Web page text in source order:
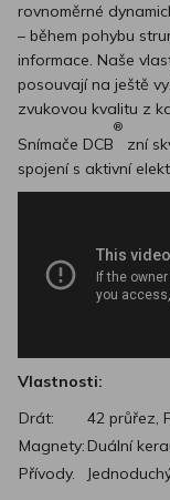
rovnoměrné
– během pohybu
informace. Naše
posouvají na ještě
zvukovou kvalitu z
Snímače DCB
®
zní
spojení s aktivní
Vlastnosti:
Drát:
42 průřez,
Magnety: Duální
Přívody.